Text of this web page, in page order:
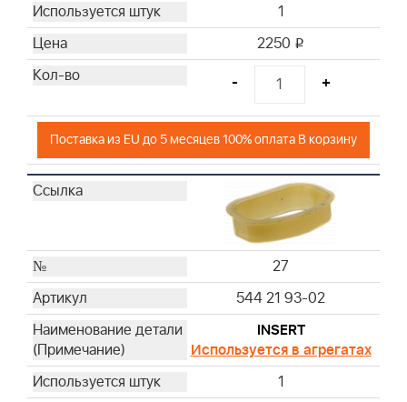
1
2250 i
- +
Поставка из EU до 5 месяцев 100% оплата В корзину
27
544 21 93-02
INSERT
Используется в агрегатах
1